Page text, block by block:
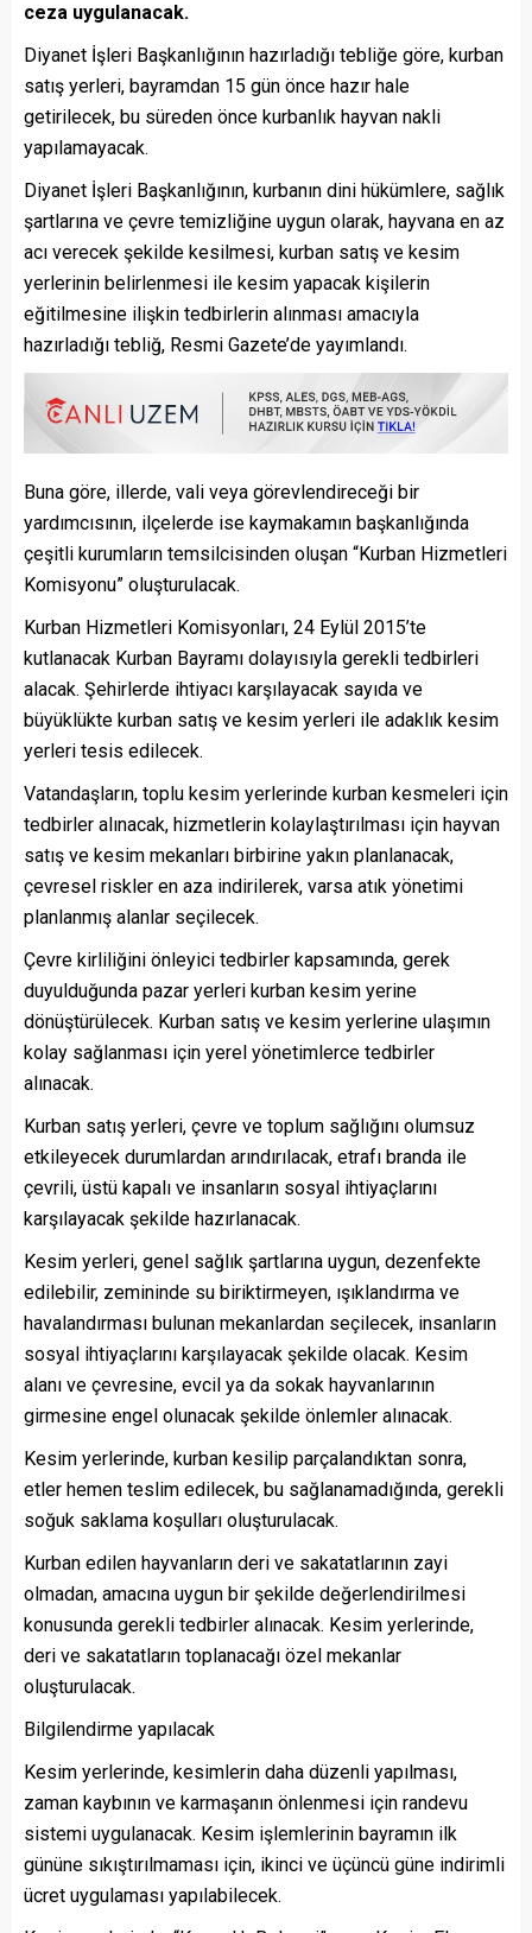
ceza uygulanacak.
Diyanet İşleri Başkanlığının hazırladığı tebliğe göre, kurban
satış yerleri, bayramdan 15 gün önce hazır hale
getirilecek, bu süreden önce kurbanlık hayvan nakli
yapılamayacak.
Diyanet İşleri Başkanlığının, kurbanın dini hükümlere, sağlık
şartlarına ve çevre temizliğine uygun olarak, hayvana en az
acı verecek şekilde kesilmesi, kurban satış ve kesim
yerlerinin belirlenmesi ile kesim yapacak kişilerin
eğitilmesine ilişkin tedbirlerin alınması amacıyla
hazırladığı tebliğ, Resmi Gazete’de yayımlandı.
Buna göre, illerde, vali veya görevlendireceği bir
yardımcısının, ilçelerde ise kaymakamın başkanlığında
çeşitli kurumların temsilcisinden oluşan “Kurban Hizmetleri
Komisyonu” oluşturulacak.
Kurban Hizmetleri Komisyonları, 24 Eylül 2015’te
kutlanacak Kurban Bayramı dolayısıyla gerekli tedbirleri
alacak. Şehirlerde ihtiyacı karşılayacak sayıda ve
büyüklükte kurban satış ve kesim yerleri ile adaklık kesim
yerleri tesis edilecek.
Vatandaşların, toplu kesim yerlerinde kurban kesmeleri için
tedbirler alınacak, hizmetlerin kolaylaştırılması için hayvan
satış ve kesim mekanları birbirine yakın planlanacak,
çevresel riskler en aza indirilerek, varsa atık yönetimi
planlanmış alanlar seçilecek.
Çevre kirliliğini önleyici tedbirler kapsamında, gerek
duyulduğunda pazar yerleri kurban kesim yerine
dönüştürülecek. Kurban satış ve kesim yerlerine ulaşımın
kolay sağlanması için yerel yönetimlerce tedbirler
alınacak.
Kurban satış yerleri, çevre ve toplum sağlığını olumsuz
etkileyecek durumlardan arındırılacak, etrafı branda ile
çevrili, üstü kapalı ve insanların sosyal ihtiyaçlarını
karşılayacak şekilde hazırlanacak.
Kesim yerleri, genel sağlık şartlarına uygun, dezenfekte
edilebilir, zemininde su biriktirmeyen, ışıklandırma ve
havalandırması bulunan mekanlardan seçilecek, insanların
sosyal ihtiyaçlarını karşılayacak şekilde olacak. Kesim
alanı ve çevresine, evcil ya da sokak hayvanlarının
girmesine engel olunacak şekilde önlemler alınacak.
Kesim yerlerinde, kurban kesilip parçalandıktan sonra,
etler hemen teslim edilecek, bu sağlanamadığında, gerekli
soğuk saklama koşulları oluşturulacak.
Kurban edilen hayvanların deri ve sakatatlarının zayi
olmadan, amacına uygun bir şekilde değerlendirilmesi
konusunda gerekli tedbirler alınacak. Kesim yerlerinde,
deri ve sakatatların toplanacağı özel mekanlar
oluşturulacak.
Bilgilendirme yapılacak
Kesim yerlerinde, kesimlerin daha düzenli yapılması,
zaman kaybının ve karmaşanın önlenmesi için randevu
sistemi uygulanacak. Kesim işlemlerinin bayramın ilk
gününe sıkıştırılmaması için, ikinci ve üçüncü güne indirimli
ücret uygulaması yapılabilecek.